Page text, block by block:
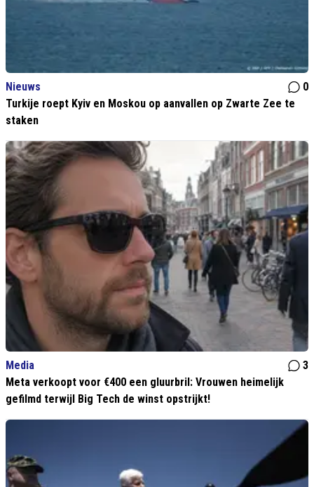
Nieuws
0
Turkije roept Kyiv en Moskou op aanvallen op Zwarte Zee te
staken
Media
3
Meta verkoopt voor €400 een gluurbril: Vrouwen heimelijk
gefilmd terwijl Big Tech de winst opstrijkt!